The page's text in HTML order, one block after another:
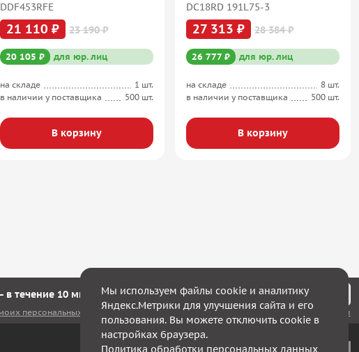
DDF453RFE
21 110 ₽ 23 190 ₽
20 105 ₽ для юр. лиц
на складе
1 шт.
в наличии у поставщика
500 шт.
В корзину
DC18RD 191L75-3
27 313 ₽ 28 384 ₽
26 777 ₽ для юр. лиц
на складе
8 шт.
в наличии у поставщика
500 шт.
В корзину
в течение 10 минут мы с Вами свяжемся!
персональных данных, а также соглашаюсь с политикой конфиденциальности
Мы используем файлы cookie и аналитику
Яндекс.Метрики для улучшения сайта и его
пользования. Вы можете отключить cookie в
настройках браузера.
Политика обработки персональных данных